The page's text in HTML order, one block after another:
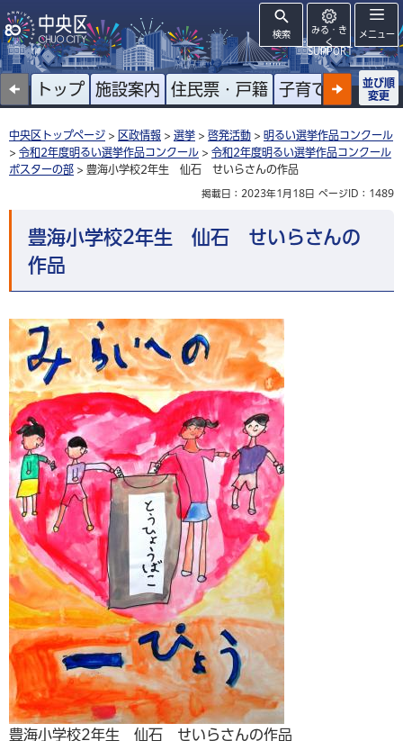
検索
みる・き
く
SUPPORT
メニュー
トップ 施設案内 住民票・戸籍 子育て 高齢者
並び順
変更
中央区トップページ > 区政情報 > 選挙 > 啓発活動 > 明るい選挙作品コンクール
> 令和2年度明るい選挙作品コンクール > 令和2年度明るい選挙作品コンクール
ポスターの部 > 豊海小学校2年生 仙石 せいらさんの作品
掲載日：2023年1月18日 ページID：1489
豊海小学校2年生 仙石 せいらさんの
作品
豊海小学校2年生 仙石 せいらさんの作品